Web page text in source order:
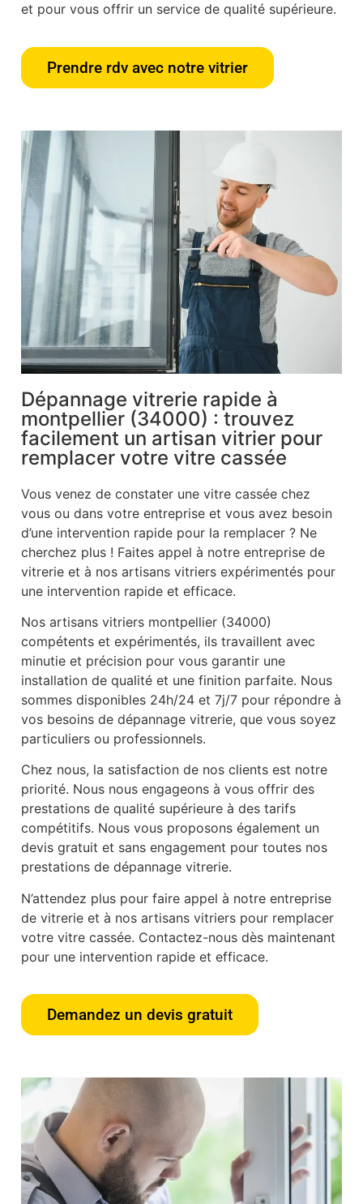
et pour vous offrir un service de qualité supérieure.
Prendre rdv avec notre vitrier
Dépannage vitrerie rapide à
montpellier (34000) : trouvez
facilement un artisan vitrier pour
remplacer votre vitre cassée
Vous venez de constater une vitre cassée chez
vous ou dans votre entreprise et vous avez besoin
d’une intervention rapide pour la remplacer ? Ne
cherchez plus ! Faites appel à notre entreprise de
vitrerie et à nos artisans vitriers expérimentés pour
une intervention rapide et efficace.
Nos artisans vitriers montpellier (34000)
compétents et expérimentés, ils travaillent avec
minutie et précision pour vous garantir une
installation de qualité et une finition parfaite. Nous
sommes disponibles 24h/24 et 7j/7 pour répondre à
vos besoins de dépannage vitrerie, que vous soyez
particuliers ou professionnels.
Chez nous, la satisfaction de nos clients est notre
priorité. Nous nous engageons à vous offrir des
prestations de qualité supérieure à des tarifs
compétitifs. Nous vous proposons également un
devis gratuit et sans engagement pour toutes nos
prestations de dépannage vitrerie.
N’attendez plus pour faire appel à notre entreprise
de vitrerie et à nos artisans vitriers pour remplacer
votre vitre cassée. Contactez-nous dès maintenant
pour une intervention rapide et efficace.
Demandez un devis gratuit